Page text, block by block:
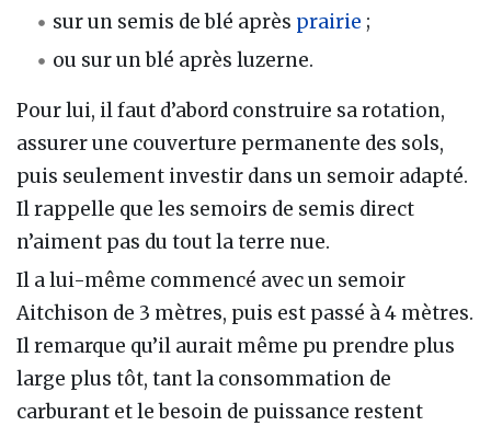
sur un semis de blé après prairie ;
ou sur un blé après luzerne.
Pour lui, il faut d’abord construire sa rotation,
assurer une couverture permanente des sols,
puis seulement investir dans un semoir adapté.
Il rappelle que les semoirs de semis direct
n’aiment pas du tout la terre nue.
Il a lui-même commencé avec un semoir
Aitchison de 3 mètres, puis est passé à 4 mètres.
Il remarque qu’il aurait même pu prendre plus
large plus tôt, tant la consommation de
carburant et le besoin de puissance restent